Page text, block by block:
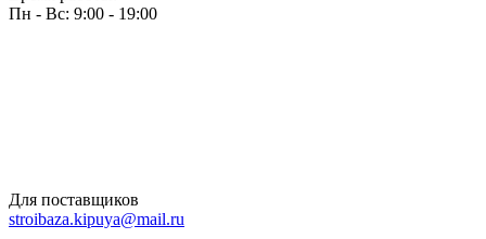
Пн - Вс: 9:00 - 19:00
Для поставщиков
stroibaza.kipuya@mail.ru